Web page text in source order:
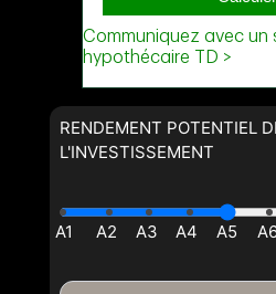
RENDEMENT POTENTIEL
L'INVESTISSEMENT